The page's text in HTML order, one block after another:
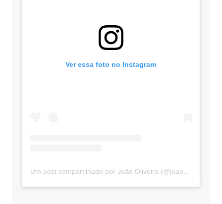
Ver essa foto no Instagram
Um post compartilhado por João Oliveira (@joaooliveiraooficial)